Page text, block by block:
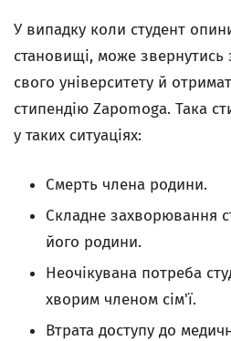
У випадку коли студент
становищі, може
свого університету й
стипендію Zapomoga. Така
у таких ситуаціях:
Смерть члена родини.
Складне захворювання
його родини.
Неочікувана потреба
хворим членом сім'ї.
Втрата доступу до